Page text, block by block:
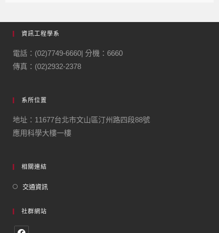
資訊工程學系
電話：(02)7749-6660| 分機：6660
傳真：(02)2932-2378
系所位置
地址：11677台北市文山區汀州路四段88號
應用科學大樓一樓
相關連結
交通資訊
社群網站